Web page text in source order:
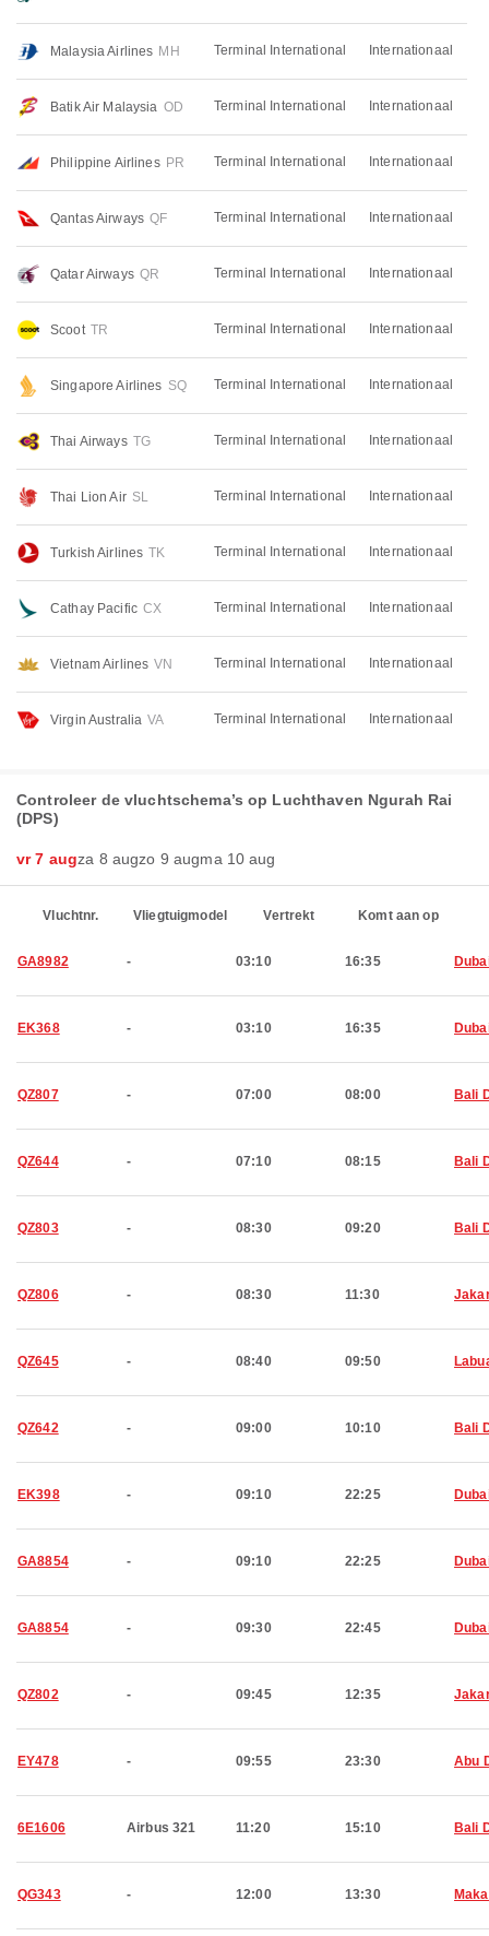
Malaysia Airlines MH Terminal International Internationaal
Batik Air Malaysia OD Terminal International Internationaal
Philippine Airlines PR Terminal International Internationaal
Qantas Airways QF Terminal International Internationaal
Qatar Airways QR Terminal International Internationaal
Scoot TR Terminal International Internationaal
Singapore Airlines SQ Terminal International Internationaal
Thai Airways TG Terminal International Internationaal
Thai Lion Air SL Terminal International Internationaal
Turkish Airlines TK Terminal International Internationaal
Cathay Pacific CX Terminal International Internationaal
Vietnam Airlines VN Terminal International Internationaal
Virgin Australia VA Terminal International Internationaal
Controleer de vluchtschema’s op Luchthaven Ngurah Rai
(DPS)
vr 7 augza 8 augzo 9 augma 10 aug
Vluchtnr. Vliegtuigmodel Vertrekt Komt aan op
GA8982 - 03:10 16:35
EK368 - 03:10 16:35
QZ807 - 07:00 08:00 Bali
QZ644 - 07:10 08:15 Bali
QZ803 - 08:30 09:20 Bali
QZ806 - 08:30 11:30
QZ645 - 08:40 09:50
QZ642 - 09:00 10:10 Bali
EK398 - 09:10 22:25
GA8854 - 09:10 22:25
GA8854 - 09:30 22:45
QZ802 - 09:45 12:35
EY478 - 09:55 23:30 Abu
6E1606 Airbus 321 11:20 15:10 Bali
QG343 - 12:00 13:30